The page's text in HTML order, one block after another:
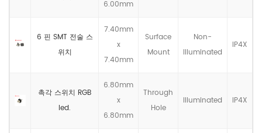
6.00mm
6 핀 SMT 전술 스
위치
7.40mm
x
7.40mm
Surface
Mount
Non-
llluminated
IP4X
촉각 스위치 RGB
led.
6.80mm
x
6.80mm
Through
Hole
llluminated IP4X